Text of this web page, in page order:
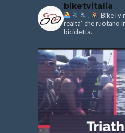
biketvitalia
.
BikeTv
realtà’ che ruotano
bicicletta.